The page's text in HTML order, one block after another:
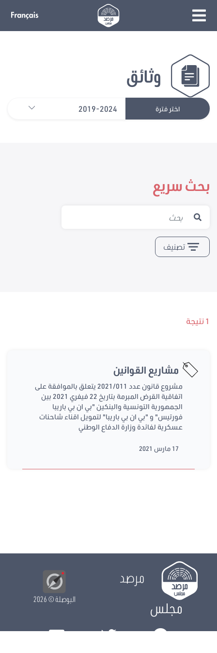
وثائق
اختر فترة 2019-2024
بحث سريع
تصنيف
1 نتيجة
مشاريع القوانين
مشروع قانون عدد 2021/011 يتعلق بالموافقة على
اتفاقية القرض المبرمة بتاريخ 22 فيفري 2021 بين
الجمهورية التونسية والبنكين "بي ان بي باريبا
فورتيس" و "بي ان بي باريبا" لتمويل اقناء شاحنات
عسكرية لفائدة وزارة الدفاع الوطني
17 مارس 2021
مرصد
مجلس
البوصلة© 2026